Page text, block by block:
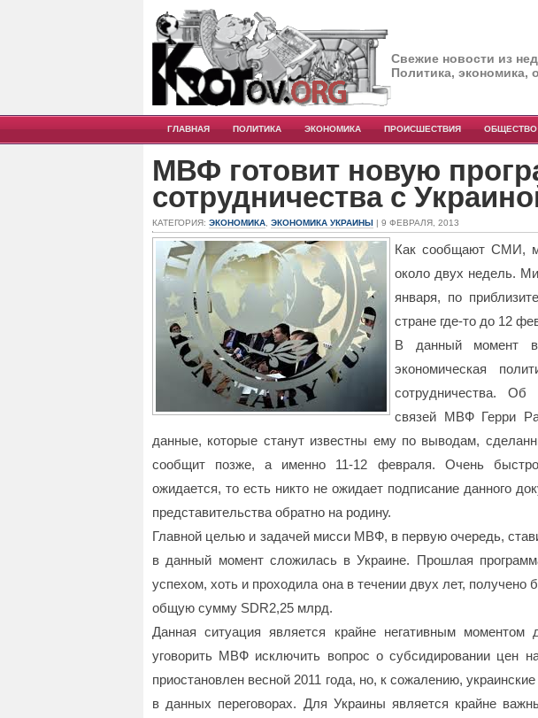
Свежие новости из
Политика, экономика,
ГЛАВНАЯ ПОЛИТИКА ЭКОНОМИКА ПРОИСШЕСТВИЯ ОБЩЕСТВО
МВФ готовит новую
сотрудничества с
КАТЕГОРИЯ: ЭКОНОМИКА ЭКОНОМИКА УКРАИНЫ | 9 ФЕВРАЛЯ, 2013
Как сообщают СМИ,
около двух недель.
января, по
стране где-то до 12
В данный момент в
экономическая
сотрудничества.
связей МВФ Герри
данные, которые станут известны ему по выводам,
сообщит позже, а именно 11-12 февраля. Очень
ожидается, то есть никто не ожидает подписание данного
представительства обратно на родину.
Главной целью и задачей мисси МВФ, в первую очередь,
в данный момент сложилась в Украине. Прошлая
успехом, хоть и проходила она в течении двух лет,
общую сумму SDR2,25 млрд.
Данная ситуация является крайне негативным
уговорить МВФ исключить вопрос о субсидировании цен
приостановлен весной 2011 года, но, к сожалению,
в данных переговорах. Для Украины является крайне